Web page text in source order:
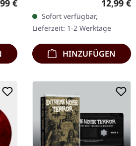
Preis:
€
22.07.2021, auf Dying
Victims Productions. CD
im Jewelcase mit Sticker.
Karloff…
12,99 €
Sofort verfügbar,
Lieferzeit: 1-2 Werktage
HINZUFÜGEN